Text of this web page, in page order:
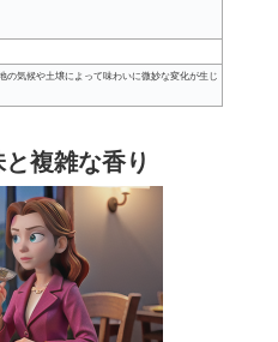
の気候や土壌によって味わいに微妙な変化が生じ
複雑な香り